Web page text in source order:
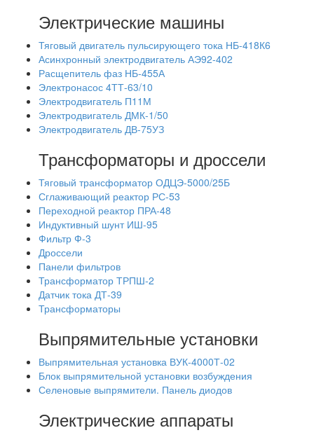
Электрические машины
Тяговый двигатель пульсирующего тока НБ-418К6
Асинхронный электродвигатель АЭ92-402
Расщепитель фаз НБ-455А
Электронасос 4ТТ-63/10
Электродвигатель П11М
Электродвигатель ДМК-1/50
Электродвигатель ДВ-75УЗ
Трансформаторы и дроссели
Тяговый трансформатор ОДЦЭ-5000/25Б
Сглаживающий реактор РС-53
Переходной реактор ПРА-48
Индуктивный шунт ИШ-95
Фильтр Ф-3
Дроссели
Панели фильтров
Трансформатор ТРПШ-2
Датчик тока ДТ-39
Трансформаторы
Выпрямительные установки
Выпрямительная установка ВУК-4000Т-02
Блок выпрямительной установки возбуждения
Селеновые выпрямители. Панель диодов
Электрические аппараты